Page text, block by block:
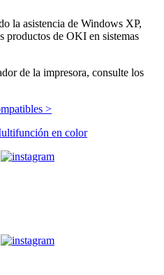
la asistencia de Windows XP,
productos de OKI en sistemas
de la impresora, consulte los
>
en color